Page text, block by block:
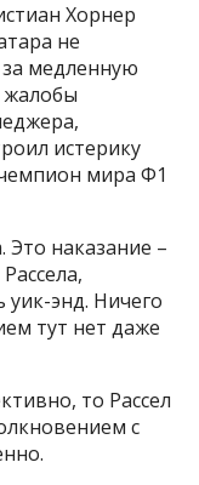
Хорнер
не
медленную
жалобы
истерику
мира Ф1
Это наказание –
уик-энд. Ничего
тут нет даже
то Рассел
с